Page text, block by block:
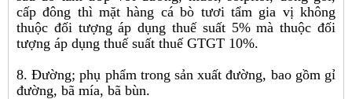
cấp đông thì mặt hàng cá bò tươi tẩm gia vị không
thuộc đối tượng áp dụng thuế suất 5% mà thuộc đối
tượng áp dụng thuế suất thuế GTGT 10%.
8. Đường; phụ phẩm trong sản xuất đường, bao gồm gỉ
đường, bã mía, bã bùn.